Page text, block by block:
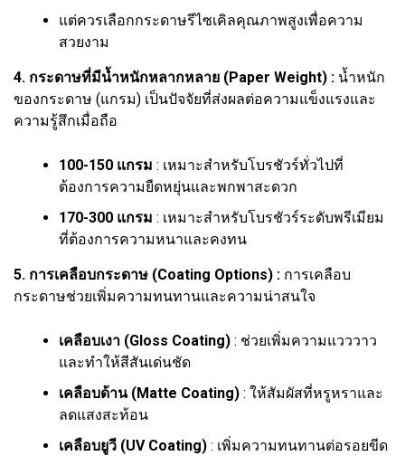
แต่ควรเลือกกระดาษรีไซเคิลคุณภาพสูงเพื่อความ
สวยงาม
4. กระดาษที่มีน้ำหนักหลากหลาย (Paper Weight) : น้ำหนัก
ของกระดาษ (แกรม) เป็นปัจจัยที่ส่งผลต่อความแข็งแรงและ
ความรู้สึกเมื่อถือ
100-150 แกรม : เหมาะสำหรับโบรชัวร์ทั่วไปที่
ต้องการความยืดหยุ่นและพกพาสะดวก
170-300 แกรม : เหมาะสำหรับโบรชัวร์ระดับพรีเมียม
ที่ต้องการความหนาและคงทน
5. การเคลือบกระดาษ (Coating Options) : การเคลือบ
กระดาษช่วยเพิ่มความทนทานและความน่าสนใจ
เคลือบเงา (Gloss Coating) : ช่วยเพิ่มความแวววาว
และทำให้สีสันเด่นชัด
เคลือบด้าน (Matte Coating) : ให้สัมผัสที่หรูหราและ
ลดแสงสะท้อน
เคลือบยูวี (UV Coating) : เพิ่มความทนทานต่อรอยขีด